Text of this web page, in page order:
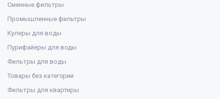
Сменные фильтры
Промышленные фильтры
Кулеры для воды
Пурифайеры для воды
Фильтры для воды
Товары без категории
Фильтры для квартиры